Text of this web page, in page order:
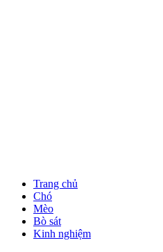
Trang chủ
Chó
Mèo
Bò sát
Kinh nghiệm